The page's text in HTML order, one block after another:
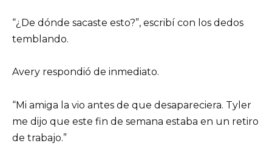
“¿De dónde sacaste esto?”, escribí con los dedos
temblando.
Avery respondió de inmediato.
“Mi amiga la vio antes de que desapareciera. Tyler
me dijo que este fin de semana estaba en un retiro
de trabajo.”